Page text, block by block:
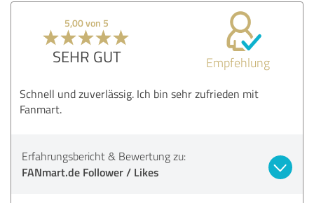
5,00 von 5
SEHR GUT Empfehlung
Schnell und zuverlässig. Ich bin sehr zufrieden mit
Fanmart.
Erfahrungsbericht & Bewertung zu:
FANmart.de Follower / Likes